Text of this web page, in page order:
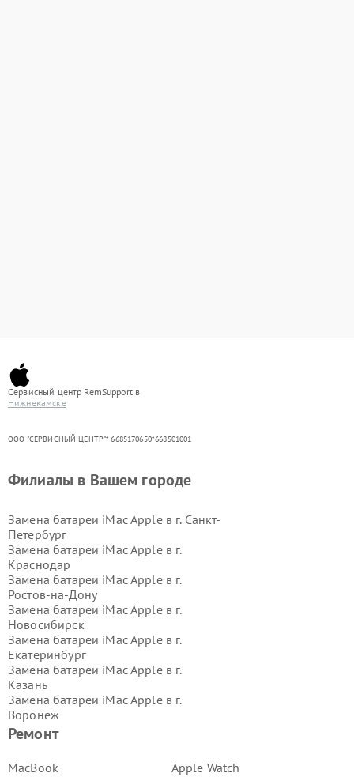
Сервисный центр RemSupport в
Нижнекамске
ООО "СЕРВИСНЫЙ ЦЕНТР"* 6685170650*668501001
Ремонт
MacBook
Apple Watch
Филиалы в Вашем городе
Замена батареи iMac Apple в г. Санкт-
Петербург
Замена батареи iMac Apple в г.
Краснодар
Замена батареи iMac Apple в г.
Ростов-на-Дону
Замена батареи iMac Apple в г.
Новосибирск
Замена батареи iMac Apple в г.
Екатеринбург
Замена батареи iMac Apple в г.
Казань
Замена батареи iMac Apple в г.
Воронеж
Замена батареи iMac Apple в г.
Замена батареи iMac Apple в г.